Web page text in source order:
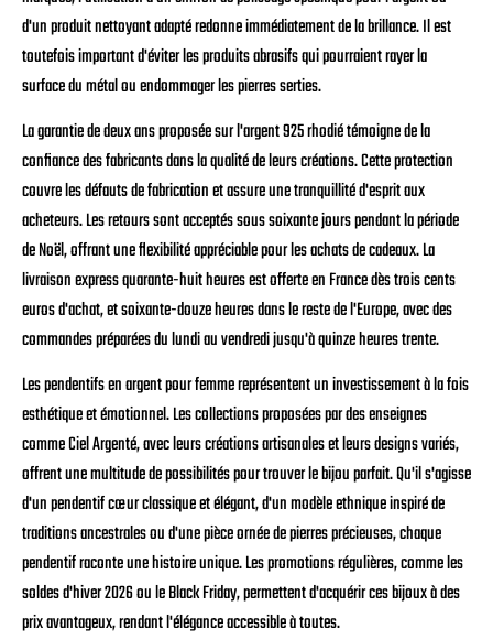
d'un produit nettoyant adapté redonne immédiatement de la brillance. Il est
toutefois important d'éviter les produits abrasifs qui pourraient rayer la
surface du métal ou endommager les pierres serties.
La garantie de deux ans proposée sur l'argent 925 rhodié témoigne de la
confiance des fabricants dans la qualité de leurs créations. Cette protection
couvre les défauts de fabrication et assure une tranquillité d'esprit aux
acheteurs. Les retours sont acceptés sous soixante jours pendant la période
de Noël, offrant une flexibilité appréciable pour les achats de cadeaux. La
livraison express quarante-huit heures est offerte en France dès trois cents
euros d'achat, et soixante-douze heures dans le reste de l'Europe, avec des
commandes préparées du lundi au vendredi jusqu'à quinze heures trente.
Les pendentifs en argent pour femme représentent un investissement à la fois
esthétique et émotionnel. Les collections proposées par des enseignes
comme Ciel Argenté, avec leurs créations artisanales et leurs designs variés,
offrent une multitude de possibilités pour trouver le bijou parfait. Qu'il s'agisse
d'un pendentif cœur classique et élégant, d'un modèle ethnique inspiré de
traditions ancestrales ou d'une pièce ornée de pierres précieuses, chaque
pendentif raconte une histoire unique. Les promotions régulières, comme les
soldes d'hiver 2026 ou le Black Friday, permettent d'acquérir ces bijoux à des
prix avantageux, rendant l'élégance accessible à toutes.